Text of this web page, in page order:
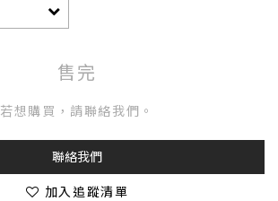
售完
若想購買，請聯絡我們。
聯絡我們
加入追蹤清單